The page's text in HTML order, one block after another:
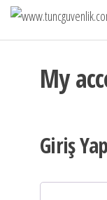
My
Giriş Yap